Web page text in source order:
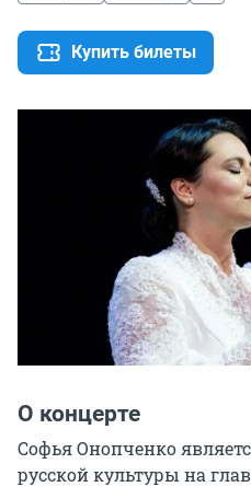
Купить билеты
О концерте
Софья Онопченко
русской культуры на